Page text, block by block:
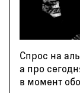
Спрос на
а про
в момент